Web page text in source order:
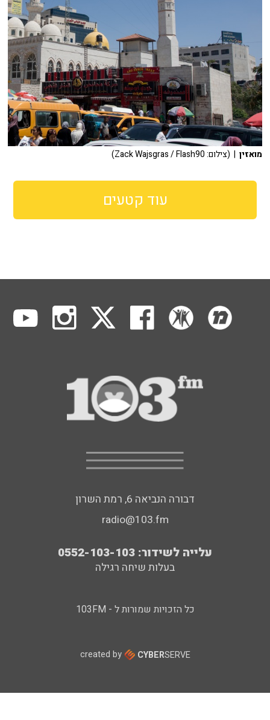
מואזין | (צילום: Zack Wajsgras / Flash90)
עוד קטעים
דבורה הנביאה 6, רמת השרון
radio@103.fm
עלייה לשידור: 0552-103-103
בעלות שיחה רגילה
כל הזכויות שמורות ל - 103FM
created by CYBERSERVE